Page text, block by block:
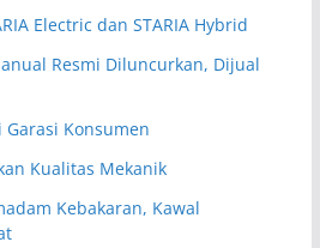
Electric dan STARIA Hybrid
Resmi Diluncurkan, Dijual
Garasi Konsumen
Kualitas Mekanik
Kebakaran, Kawal